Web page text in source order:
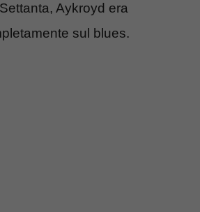
Aykroyd era
sul blues.